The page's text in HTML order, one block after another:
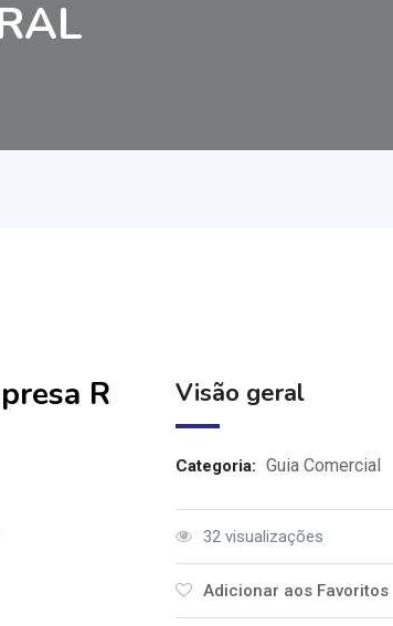
R
Visão geral
Categoria: Guia Comercial
32 visualizações
Adicionar aos Favoritos